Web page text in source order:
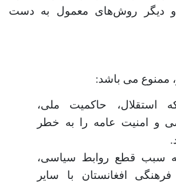
و دیگر روش‌های معمول به دست
ممنوع می باشد:
استقلال، حاکمیت ملی،
و امنیت عامه را به خطر
.
سبب قطع روابط سیاسی،
افغانستان با سایر